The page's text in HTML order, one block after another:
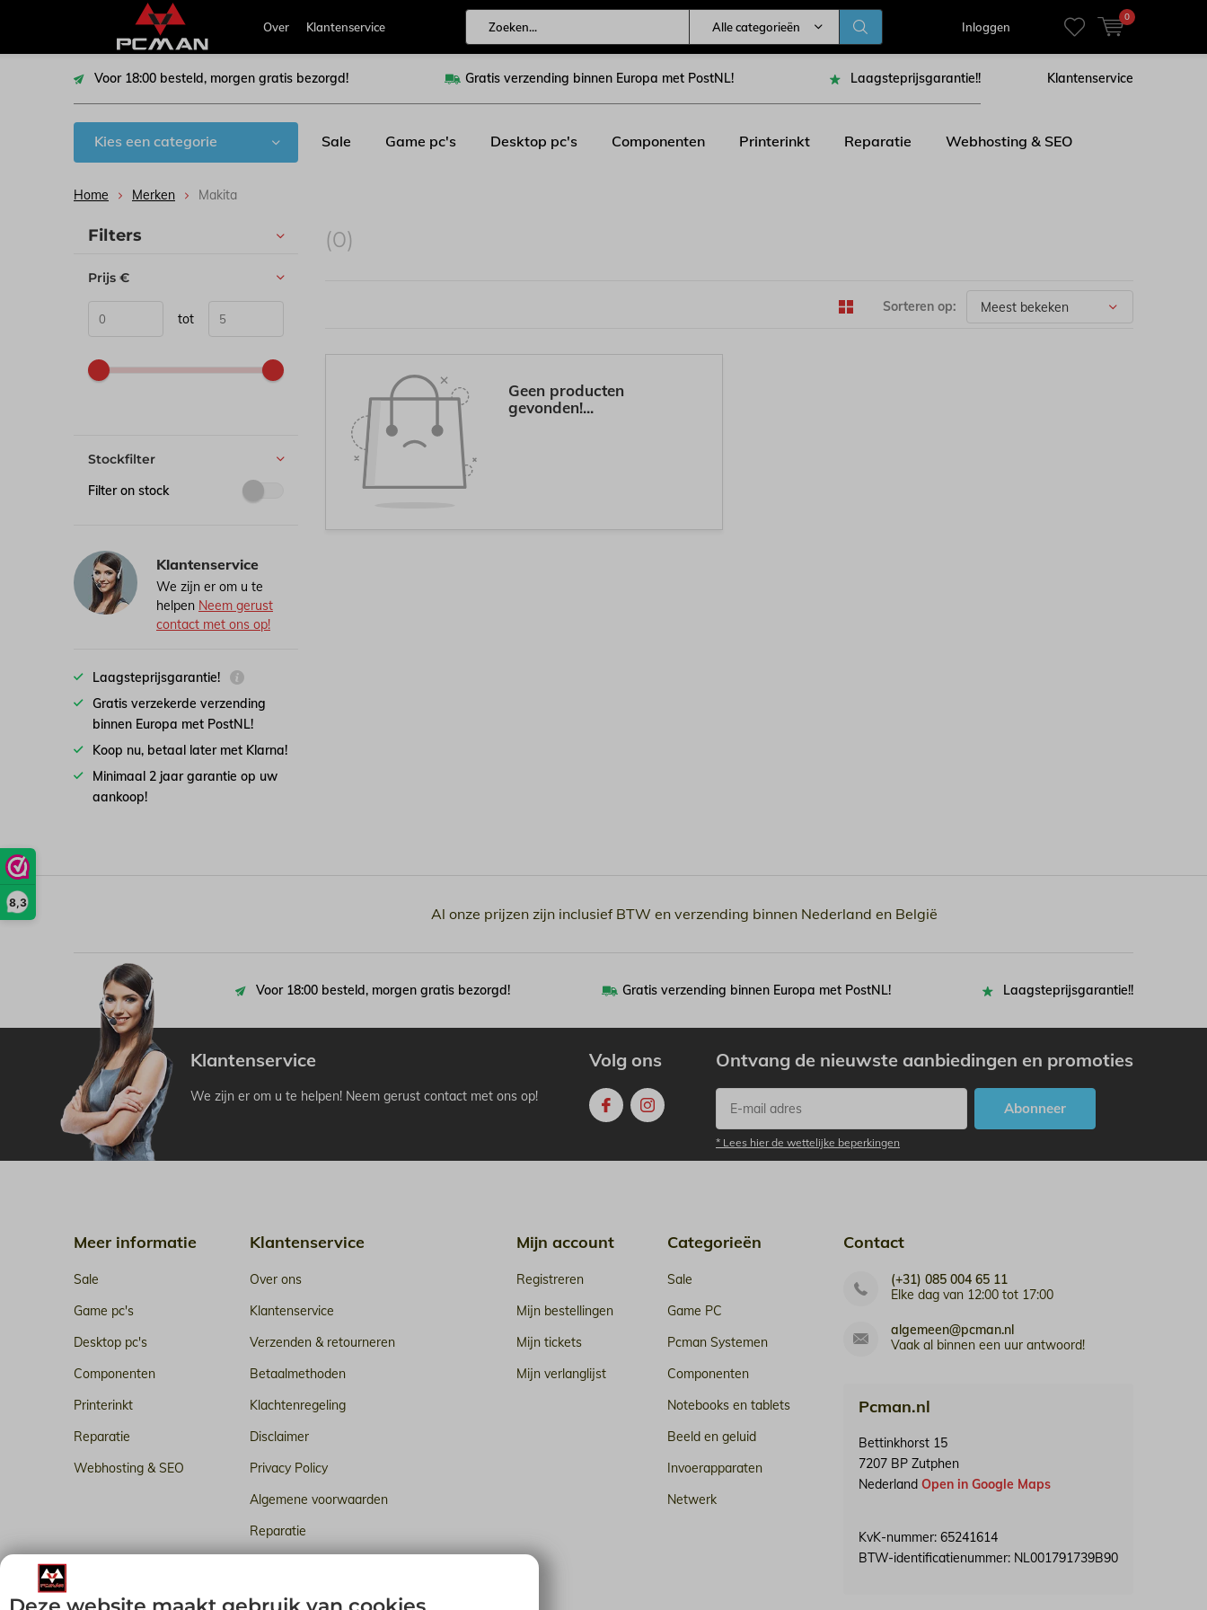
8,3
Over Klantenservice Alle categorieën Inloggen
0
Voor 18:00 besteld, morgen gratis bezorgd! Gratis verzending binnen Europa met PostNL! Laagsteprijsgarantie!! Klantenservice
Kies een categorie Sale Game pc's Desktop pc's Componenten Printerinkt Reparatie Webhosting & SEO
Home Merken Makita
(0)
Sorteren op:
Geen producten
gevonden!...
Sorteren op:
Filters
Prijs €
tot
Stockfilter
Filter on stock
Klantenservice
We zijn er om u te
helpen Neem gerust
contact met ons op!
Laagsteprijsgarantie!
Gratis verzekerde verzending
binnen Europa met PostNL!
Koop nu, betaal later met Klarna!
Minimaal 2 jaar garantie op uw
aankoop!
Al onze prijzen zijn inclusief BTW en verzending binnen Nederland en België
Voor 18:00 besteld, morgen gratis bezorgd! Gratis verzending binnen Europa met PostNL! Laagsteprijsgarantie!!
Klantenservice
We zijn er om u te helpen! Neem gerust contact met ons op!
Volg ons Ontvang de nieuwste aanbiedingen en promoties
Abonneer
* Lees hier de wettelijke beperkingen
Meer informatie
Sale
Game pc's
Desktop pc's
Componenten
Printerinkt
Reparatie
Webhosting & SEO
Klantenservice
Over ons
Klantenservice
Verzenden & retourneren
Betaalmethoden
Klachtenregeling
Disclaimer
Privacy Policy
Algemene voorwaarden
Reparatie
Mijn account
Registreren
Mijn bestellingen
Mijn tickets
Mijn verlanglijst
Categorieën
Sale
Game PC
Pcman Systemen
Componenten
Notebooks en tablets
Beeld en geluid
Invoerapparaten
Netwerk
Contact
(+31) 085 004 65 11
Elke dag van 12:00 tot 17:00
algemeen@pcman.nl
Vaak al binnen een uur antwoord!
Pcman.nl
Bettinkhorst 15
7207 BP Zutphen
Nederland Open in Google Maps
KvK-nummer: 65241614
BTW-identificatienummer: NL001791739B90